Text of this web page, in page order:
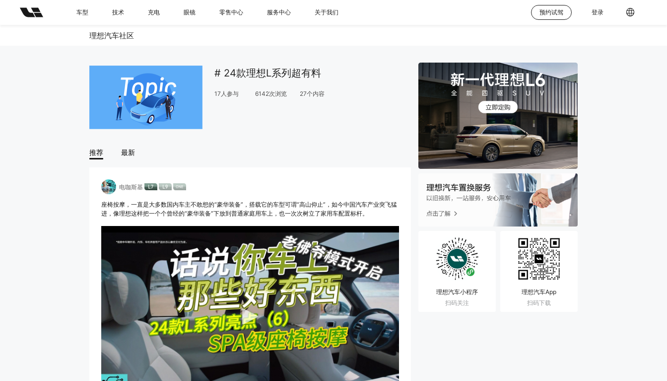
车型 技术 充电 眼镜 零售中心 服务中心 关于我们 预约试驾 登录
理想汽车社区
# 24款理想L系列超有料
17 人参与 6142次浏览 27个内容
推荐 最新
电咖斯基
座椅按摩，一直是大多数国内车主不敢想的“豪华装备”，搭载它的车型可谓“高山仰止”，如今中国汽车产业突飞猛
进，像理想这样把一个个曾经的“豪华装备”下放到普通家庭用车上，也一次次树立了家用车配置标杆。
理想汽车小程序
扫码关注
理想汽车App
扫码下载